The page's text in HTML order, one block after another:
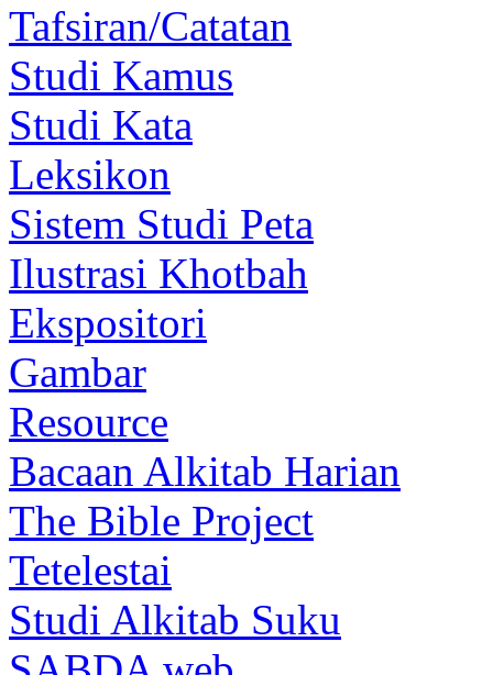
Tafsiran/Catatan
Studi Kamus
Studi Kata
Leksikon
Sistem Studi Peta
Ilustrasi Khotbah
Ekspositori
Gambar
Resource
Bacaan Alkitab Harian
The Bible Project
Tetelestai
Studi Alkitab Suku